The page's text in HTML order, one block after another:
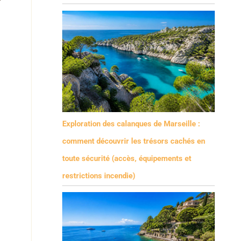
Exploration des calanques de Marseille :
comment découvrir les trésors cachés en
toute sécurité (accès, équipements et
restrictions incendie)